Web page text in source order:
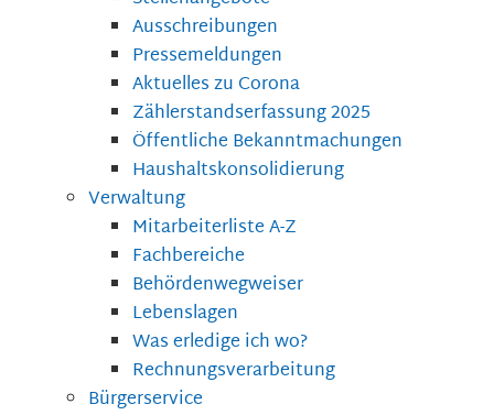
Ausschreibungen
Pressemeldungen
Aktuelles zu Corona
Zählerstandserfassung 2025
Öffentliche Bekanntmachungen
Haushaltskonsolidierung
Verwaltung
Mitarbeiterliste A-Z
Fachbereiche
Behördenwegweiser
Lebenslagen
Was erledige ich wo?
Rechnungsverarbeitung
Bürgerservice